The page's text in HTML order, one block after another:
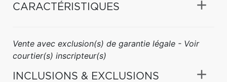
CARACTÉRISTIQUES
Vente avec exclusion(s) de garantie légale - Voir
courtier(s) inscripteur(s)
INCLUSIONS & EXCLUSIONS